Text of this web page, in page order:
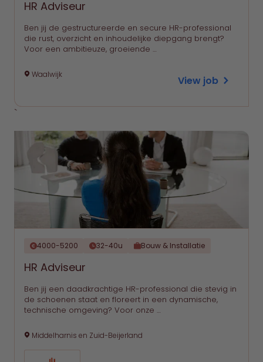
HR Adviseur
Ben jij de gestructureerde en secure HR-professional
die rust, overzicht en inhoudelijke diepgang brengt?
Voor een ambitieuze, groeiende …
Waalwijk View job
`
4000-5200 32-40u Bouw & Installatie
HR Adviseur
Ben jij een daadkrachtige HR-professional die stevig in
de schoenen staat en floreert in een dynamische,
technische omgeving? Voor onze …
Middelharnis en Zuid-Beijerland